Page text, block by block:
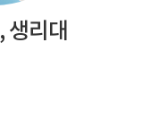
생리대